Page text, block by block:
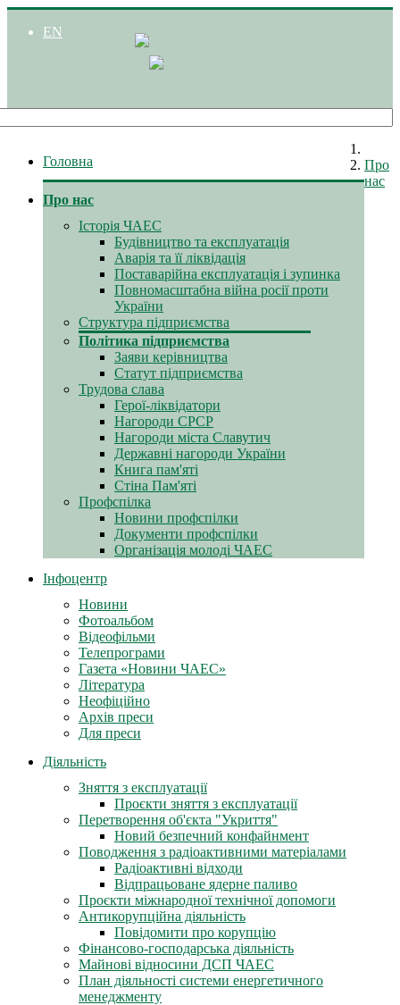
EN
Головна
Про нас
Історія ЧАЕС
Будівництво та експлуатація
Аварія та її ліквідація
Поставарійна експлуатація і зупинка
Повномасштабна війна росії проти
України
Структура підприємства
Політика підприємства
Заяви керівництва
Статут підприємства
Трудова слава
Герої-ліквідатори
Нагороди СРСР
Нагороди міста Славутич
Державні нагороди України
Книга пам'яті
Стіна Пам'яті
Профспілка
Новини профспілки
Документи профспілки
Організація молоді ЧАЕС
Інфоцентр
Новини
Фотоальбом
Відеофільми
Телепрограми
Газета «Новини ЧАЕС»
Література
Неофіційно
Архів преси
Для преси
Діяльність
Зняття з експлуатації
Проєкти зняття з експлуатації
Перетворення об'єкта "Укриття"
Новий безпечний конфайнмент
Поводження з радіоактивними матеріалами
Радіоактивні відходи
Відпрацьоване ядерне паливо
Проєкти міжнародної технічної допомоги
Антикорупційна діяльність
Повідомити про корупцію
Фінансово-господарська діяльність
Майнові відносини ДСП ЧАЕС
План діяльності системи енергетичного
менеджменту
Про
нас